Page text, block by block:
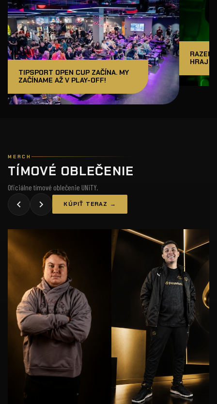
TIPSPORT OPEN CUP ZAČÍNA. MY
ZAČÍNAME AŽ V PLAY-OFF!
RAZER
HRAJ
MERCH
TÍMOVÉ OBLEČENIE
Oficiálne tímové oblečenie UNiTY.
KÚPIŤ TERAZ →